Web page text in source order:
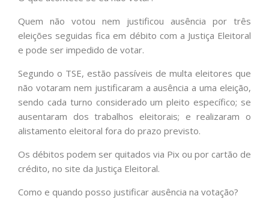
Quem não votou nem justificou ausência por três
eleições seguidas fica em débito com a Justiça Eleitoral
e pode ser impedido de votar.
Segundo o TSE, estão passíveis de multa eleitores que
não votaram nem justificaram a ausência a uma eleição,
sendo cada turno considerado um pleito específico; se
ausentaram dos trabalhos eleitorais; e realizaram o
alistamento eleitoral fora do prazo previsto.
Os débitos podem ser quitados via Pix ou por cartão de
crédito, no site da Justiça Eleitoral.
Como e quando posso justificar ausência na votação?